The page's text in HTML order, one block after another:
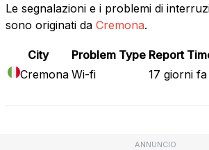
Le segnalazioni e i problemi di
sono originati da Cremona.
City Problem Type Report
Cremona Wi-fi 17 giorni fa
ANNUNCIO